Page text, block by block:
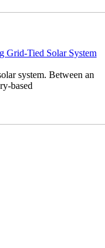
Grid-Tied Solar System
system. Between an
based